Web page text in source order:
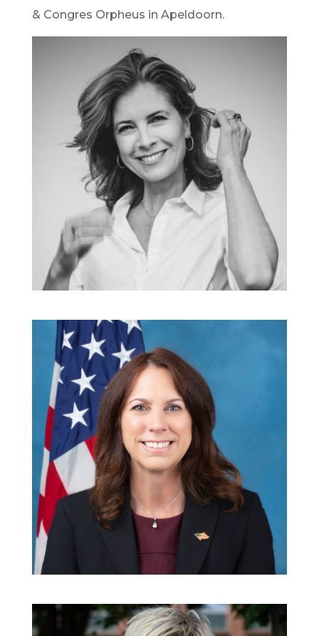
& Congres Orpheus in Apeldoorn.